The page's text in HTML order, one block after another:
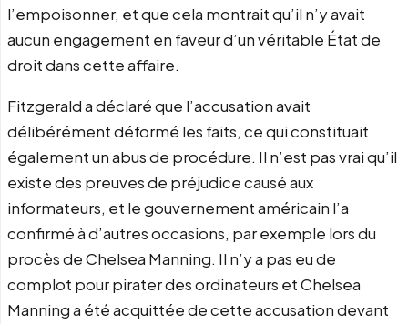
l’empoisonner, et que cela montrait qu’il n’y avait
aucun engagement en faveur d’un véritable État de
droit dans cette affaire.
Fitzgerald a déclaré que l’accusation avait
délibérément déformé les faits, ce qui constituait
également un abus de procédure. Il n’est pas vrai qu’il
existe des preuves de préjudice causé aux
informateurs, et le gouvernement américain l’a
confirmé à d’autres occasions, par exemple lors du
procès de Chelsea Manning. Il n’y a pas eu de
complot pour pirater des ordinateurs et Chelsea
Manning a été acquittée de cette accusation devant